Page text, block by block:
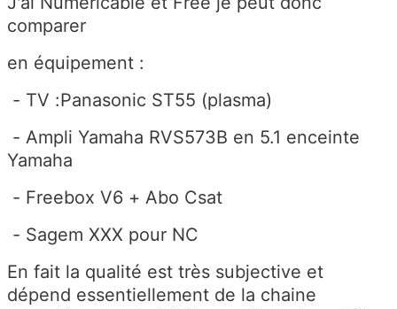
comparer
en équipement :
- TV :Panasonic ST55 (plasma)
- Ampli Yamaha RVS573B en 5.1 enceinte
Yamaha
- Freebox V6 + Abo Csat
- Sagem XXX pour NC
En fait la qualité est très subjective et
dépend essentiellement de la chaine